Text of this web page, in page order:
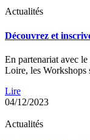
Actualités
Découvrez et
En partenariat avec
Loire, les Workshops
Lire
04/12/2023
Actualités